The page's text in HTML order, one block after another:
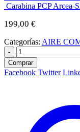
Carabina PCP Arcea-
199,00 €
Categorías: AIRE
-
Comprar
Facebook Twitter